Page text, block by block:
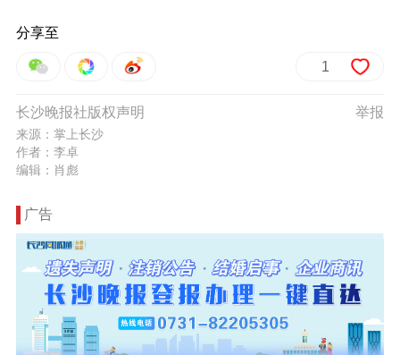
分享至
1
举报
长沙晚报社版权声明
来源：掌上长沙
作者：李卓
编辑：肖彪
广告